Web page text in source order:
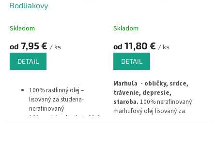
Bodliakovy
Skladom
od 7,95 € / ks
DETAIL
100% rastlinný olej –
lisovaný za studena-
nerafinovaný
100 gr oleja obsahuje 99,8
Skladom
od 11,80 € / ks
DETAIL
Marhuľa - obličky, srdce,
trávenie, depresie,
staroba. 100% nerafinovaný
marhuľový olej lisovaný za
studena (obs. 99,8% tukov)